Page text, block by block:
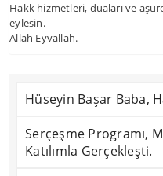
Hakk hizmetleri, duaları ve
eylesin.
Allah Eyvallah.
Hüseyin Başar Baba,
Serçeşme Programı,
Katılımla Gerçekleşti.